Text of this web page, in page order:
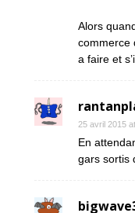
Alors
commerce
a faire et
25 avril 2015
En
gars sortis